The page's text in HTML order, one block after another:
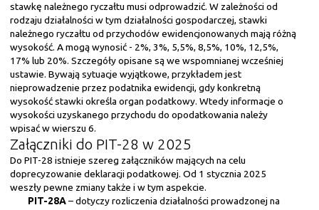
stawkę należnego ryczałtu musi odprowadzić. W zależności od
rodzaju działalności w tym działalności gospodarczej, stawki
należnego ryczałtu od przychodów ewidencjonowanych mają różną
wysokość. A mogą wynosić - 2%, 3%, 5,5%, 8,5%, 10%, 12,5%,
17% lub 20%. Szczegóły opisane są we wspomnianej wcześniej
ustawie. Bywają sytuacje wyjątkowe, przykładem jest
nieprowadzenie przez podatnika ewidencji, gdy konkretną
wysokość stawki określa organ podatkowy. Wtedy informacje o
wysokości uzyskanego przychodu do opodatkowania należy
wpisać w wierszu 6.
Załączniki do PIT-28 w 2025
Do PIT-28 istnieje szereg załączników mających na celu
doprecyzowanie deklaracji podatkowej. Od 1 stycznia 2025
weszły pewne zmiany także i w tym aspekcie.
PIT-28A– dotyczy rozliczenia działalności prowadzonej na